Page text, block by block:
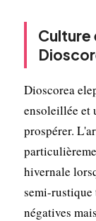
Culture
Dioscorea
ensoleillée et
prospérer.
hivernale
semi-rustique
négatives